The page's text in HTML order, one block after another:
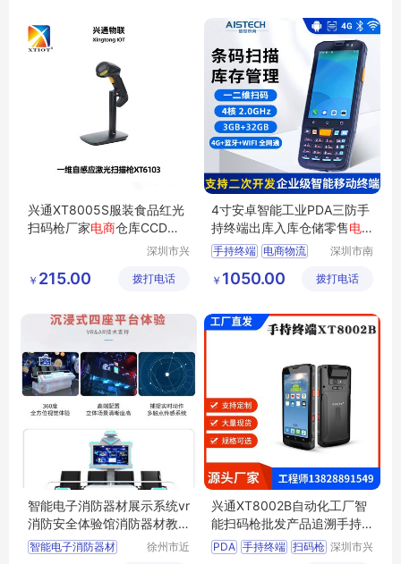
兴通XT8005S服装食品红光
扫码枪厂家电商仓库CCD扫
深圳市兴
技有限公
￥ 215.00 拨打电话
4寸安卓智能工业PDA三防手
持终端出库入库仓储零售电
商物流盘点机
手持终端 电商物流
深圳市南
技有限公
￥ 1050.00 拨打电话
智能电子消防器材展示系统vr
消防安全体验馆消防器材教
学展示设备
智能电子消防器材
徐州市近
兴通XT8002B自动化工厂智
能扫码枪批发产品追溯手持
终端PDA
PDA 手持终端 扫码枪 深圳市兴